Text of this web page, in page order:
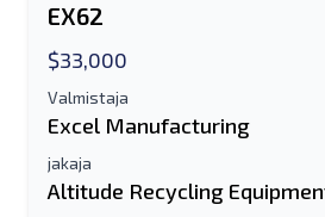
EX62
$33,000
Valmistaja
Excel Manufacturing
jakaja
Altitude Recycling